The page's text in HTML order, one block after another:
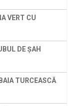
VERT CU
DE ȘAH
TURCEASCĂ